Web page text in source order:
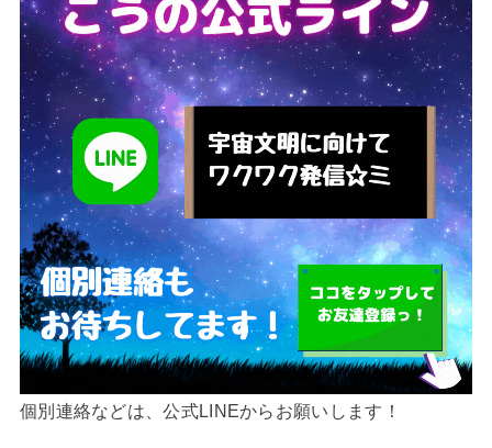
個別連絡などは、公式LINEからお願いします！